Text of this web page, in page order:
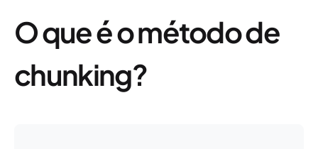
O que é o método de
chunking?